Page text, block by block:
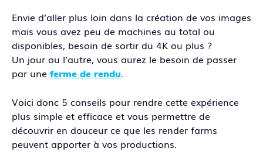
Envie d’aller plus loin dans la création de vos images
mais vous avez peu de machines au total ou
disponibles, besoin de sortir du 4K ou plus ?
Un jour ou l’autre, vous aurez le besoin de passer
par une ferme de rendu.
Voici donc 5 conseils pour rendre cette expérience
plus simple et efficace et vous permettre de
découvrir en douceur ce que les render farms
peuvent apporter à vos productions.